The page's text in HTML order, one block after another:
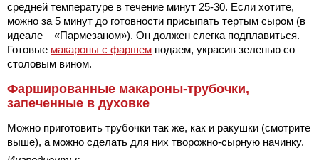
средней температуре в течение минут 25-30. Если хотите,
можно за 5 минут до готовности присыпать тертым сыром (в
идеале – «Пармезаном»). Он должен слегка подплавиться.
Готовые макароны с фаршем подаем, украсив зеленью со
столовым вином.
Фаршированные макароны-трубочки,
запеченные в духовке
Можно приготовить трубочки так же, как и ракушки (смотрите
выше), а можно сделать для них творожно-сырную начинку.